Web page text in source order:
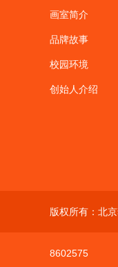
画室简介
品牌故事
校园环境
创始人介绍
版权所有：北
8602575